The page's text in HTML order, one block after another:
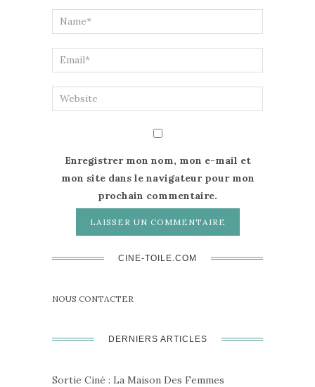
Enregistrer mon nom, mon e-mail et
mon site dans le navigateur pour mon
prochain commentaire.
CINE-TOILE.COM
NOUS CONTACTER
DERNIERS ARTICLES
Sortie Ciné : La Maison Des Femmes